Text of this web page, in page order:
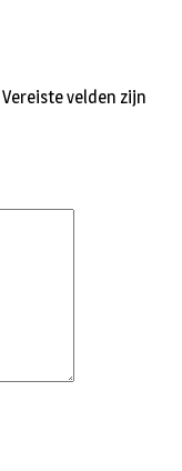
Vereiste velden zijn